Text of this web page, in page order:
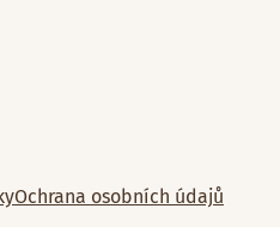
Ochrana osobních údajů